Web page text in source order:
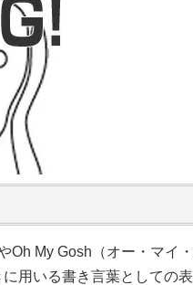
Oh My Gosh（オー・マイ
用いる書き言葉としての表